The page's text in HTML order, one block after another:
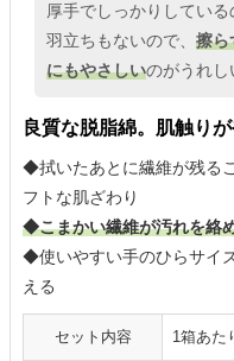
厚手でしっかりしてい
羽立ちもないので、 擦ら
にもやさしいのがうれし
良質な脱脂綿。肌触り
◆拭いたあとに繊維が残る
フトな肌ざわり
◆こまかい繊維が汚れを絡
◆使いやすい手のひらサイ
える
セット内容 1箱あた